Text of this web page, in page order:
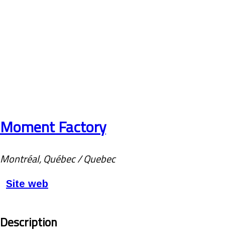
Moment Factory
Montréal, Québec / Quebec
Site web
Description